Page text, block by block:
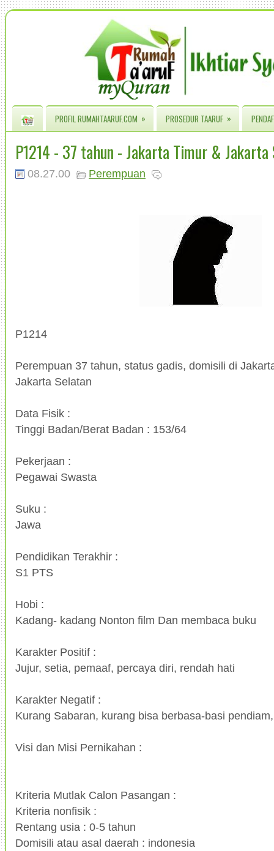
PROFIL RUMAHTAARUF.COM » PROSEDUR TAARUF »
P1214 - 37 tahun - Jakarta Timur & Jakarta
08.27.00 Perempuan
P1214
Perempuan 37 tahun, status gadis, domisili di
Jakarta Selatan
Data Fisik :
Tinggi Badan/Berat Badan : 153/64
Pekerjaan :
Pegawai Swasta
Suku :
Jawa
Pendidikan Terakhir :
S1 PTS
Hobi :
Kadang- kadang Nonton film Dan membaca buku
Karakter Positif :
Jujur, setia, pemaaf, percaya diri, rendah hati
Karakter Negatif :
Kurang Sabaran, kurang bisa berbasa-basi
Visi dan Misi Pernikahan :
Kriteria Mutlak Calon Pasangan :
Kriteria nonfisik :
Rentang usia : 0-5 tahun
Domisili atau asal daerah : indonesia